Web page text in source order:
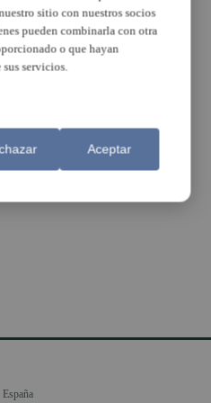
sitio con nuestros socios
pueden combinarla con otra
o que hayan
servicios.
Aceptar